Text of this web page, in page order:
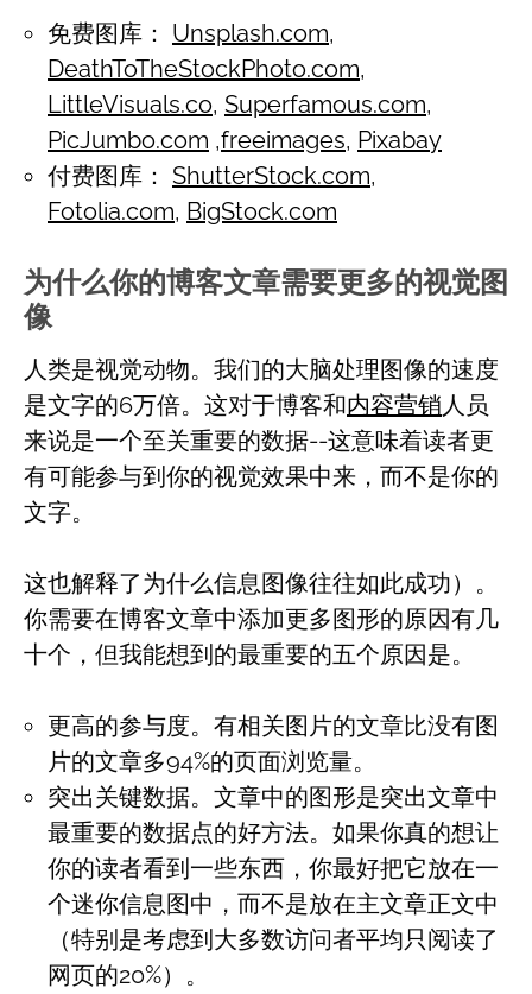
免费图库： Unsplash.com,
DeathToTheStockPhoto.com,
LittleVisuals.co, Superfamous.com,
PicJumbo.com ,freeimages, Pixabay
付费图库： ShutterStock.com,
Fotolia.com, BigStock.com
为什么你的博客文章需要更多的视觉图
像
人类是视觉动物。我们的大脑处理图像的速度
是文字的6万倍。这对于博客和内容营销人员
来说是一个至关重要的数据--这意味着读者更
有可能参与到你的视觉效果中来，而不是你的
文字。
这也解释了为什么信息图像往往如此成功）。
你需要在博客文章中添加更多图形的原因有几
十个，但我能想到的最重要的五个原因是。
更高的参与度。有相关图片的文章比没有图
片的文章多94%的页面浏览量。
突出关键数据。文章中的图形是突出文章中
最重要的数据点的好方法。如果你真的想让
你的读者看到一些东西，你最好把它放在一
个迷你信息图中，而不是放在主文章正文中
（特别是考虑到大多数访问者平均只阅读了
网页的20%）。